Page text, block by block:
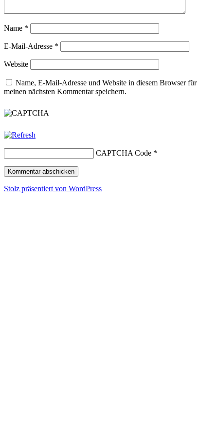
Name *
E-Mail-Adresse *
Website
Name, E-Mail-Adresse und Website in diesem Browser für
meinen nächsten Kommentar speichern.
CAPTCHA Code *
Stolz präsentiert von WordPress